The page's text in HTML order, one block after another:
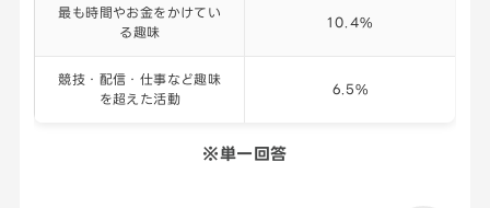
最も時間やお金をかけてい
る趣味
10.4%
競技・配信・仕事など趣味
を超えた活動
6.5%
※単一回答